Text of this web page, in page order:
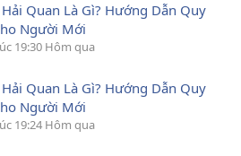
Quan Là Gì? Hướng Dẫn Quy
Người Mới
19:30 Hôm qua
Quan Là Gì? Hướng Dẫn Quy
Người Mới
19:24 Hôm qua